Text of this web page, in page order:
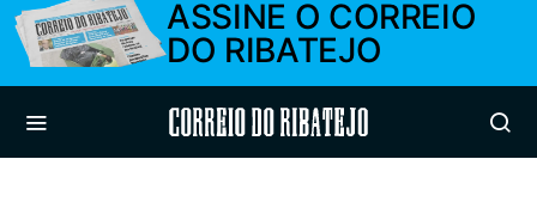
ASSINE O CORREIO
DO RIBATEJO
Correio do Ribatejo